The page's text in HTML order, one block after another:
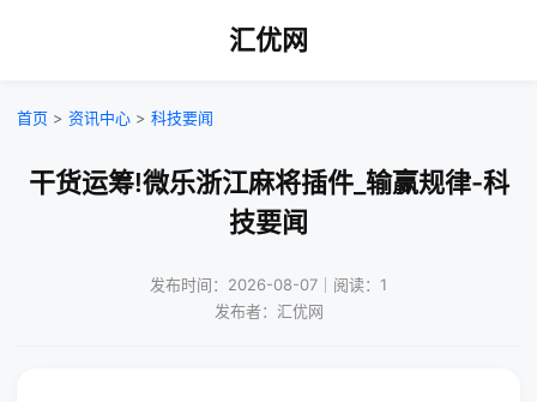
汇优网
首页 > 资讯中心 > 科技要闻
干货运筹!微乐浙江麻将插件_输赢规律-科
技要闻
发布时间：2026-08-07｜阅读：1
发布者：汇优网